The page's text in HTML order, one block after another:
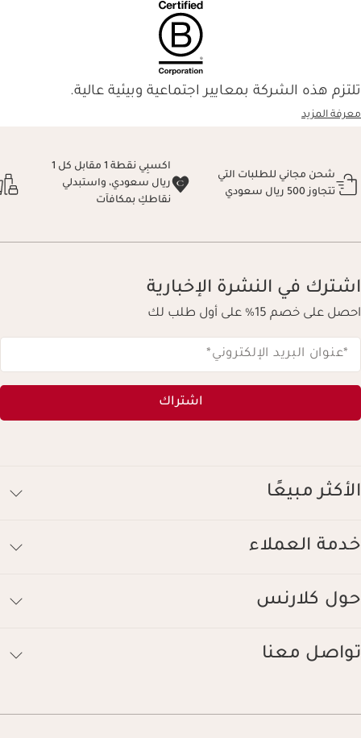
تلتزم هذه الشركة بمعايير اجتماعية وبيئية عالية.
معرفة المزيد
شحن مجاني للطلبات التي
تتجاوز 500 ريال سعودي
اكسبِي نقطة 1 مقابل كل 1
ريال سعودي، واستبدلي
نقاطكِ بمكافآت
اشترك في النشرة الإخبارية
احصل على خصم 15% على أول طلب لك
*عنوان البريد الإلكتروني*
اشتراك
الأكثر مبيعًا
خدمة العملاء
حول كلارنس
تواصل معنا